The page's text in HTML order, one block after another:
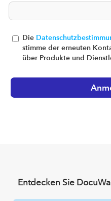
Die
stimme der erneuten
über Produkte und
Entdecken Sie